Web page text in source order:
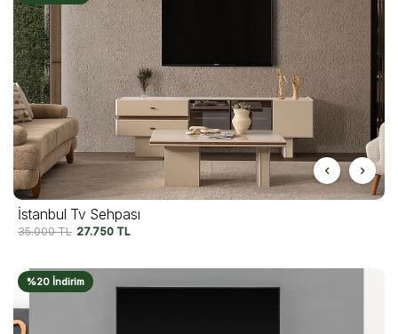
İstanbul Tv Sehpası
35.000TL 27.750 TL
%20 İndirim